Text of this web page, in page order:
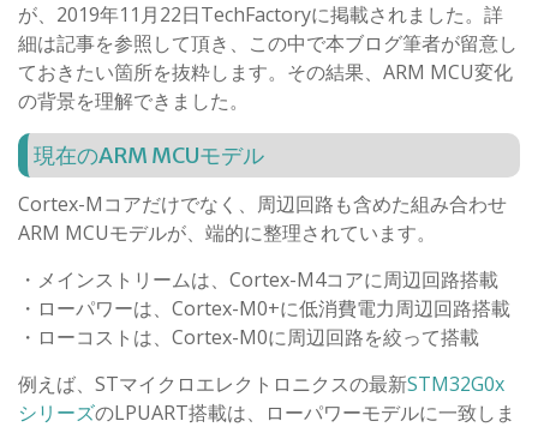
が、2019年11月22日TechFactoryに掲載されました。詳
細は記事を参照して頂き、この中で本ブログ筆者が留意し
ておきたい箇所を抜粋します。その結果、ARM MCU変化
の背景を理解できました。
現在のARM MCUモデル
Cortex-Mコアだけでなく、周辺回路も含めた組み合わせ
ARM MCUモデルが、端的に整理されています。
・メインストリームは、Cortex-M4コアに周辺回路搭載
・ローパワーは、Cortex-M0+に低消費電力周辺回路搭載
・ローコストは、Cortex-M0に周辺回路を絞って搭載
例えば、STマイクロエレクトロニクスの最新STM32G0x
シリーズのLPUART搭載は、ローパワーモデルに一致しま